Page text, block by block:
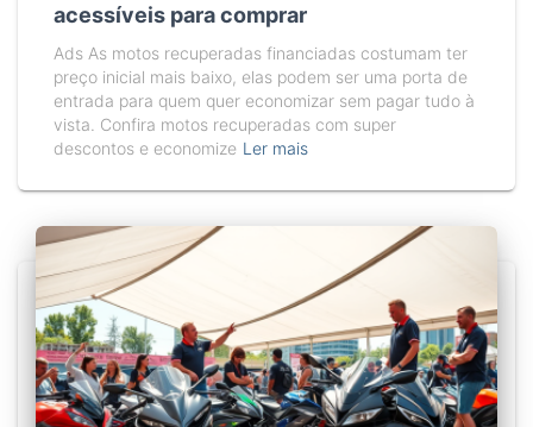
acessíveis para comprar
Ads As motos recuperadas financiadas costumam ter
preço inicial mais baixo, elas podem ser uma porta de
entrada para quem quer economizar sem pagar tudo à
vista. Confira motos recuperadas com super
descontos e economize Ler mais